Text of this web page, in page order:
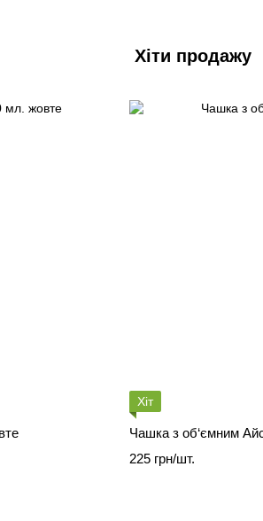
Хіти продажу
Хіт
Чашка з об‘ємним
225 грн/шт.